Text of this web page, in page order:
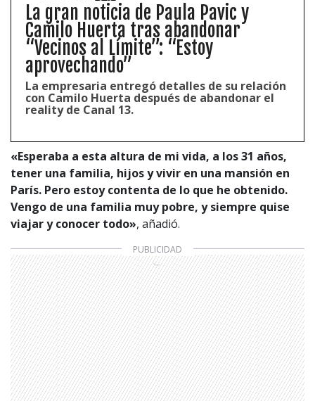
La gran noticia de Paula Pavic y
Camilo Huerta tras abandonar
“Vecinos al Límite”: “Estoy
aprovechando”
La empresaria entregó detalles de su relación
con Camilo Huerta después de abandonar el
reality de Canal 13.
«Esperaba a esta altura de mi vida, a los 31 años,
tener una familia, hijos y vivir en una mansión en
París. Pero estoy contenta de lo que he obtenido.
Vengo de una familia muy pobre, y siempre quise
viajar y conocer todo», añadió.